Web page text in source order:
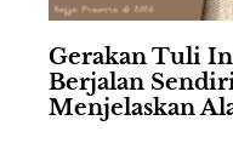
Gerakan Tuli
Berjalan
Menjelaskan